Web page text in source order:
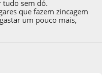
tudo sem dó.
que fazem zincagem
um pouco mais,